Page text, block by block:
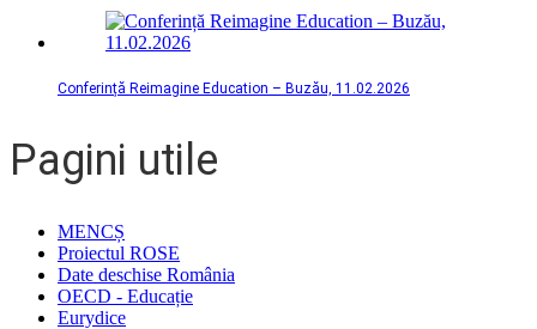
Conferință Reimagine Education – Buzău, 11.02.2026
Pagini utile
MENCȘ
Proiectul ROSE
Date deschise România
OECD - Educație
Eurydice